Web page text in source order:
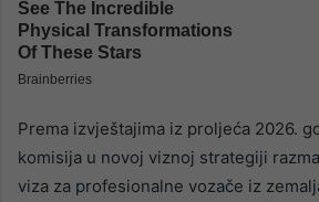
Prema izvještajima iz proljeća 2026.
komisija u novoj viznoj strategiji
viza za profesionalne vozače iz